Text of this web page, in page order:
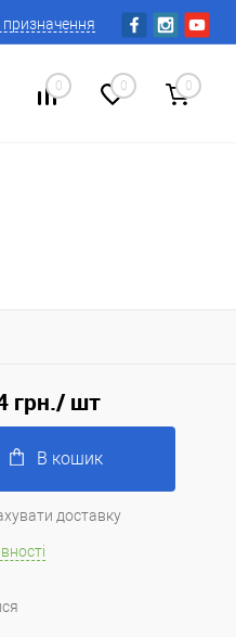
призначення
0 0 0
грн./ шт
В кошик
доставку